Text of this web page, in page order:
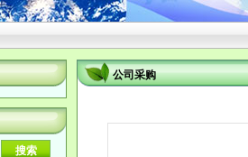
公司采购